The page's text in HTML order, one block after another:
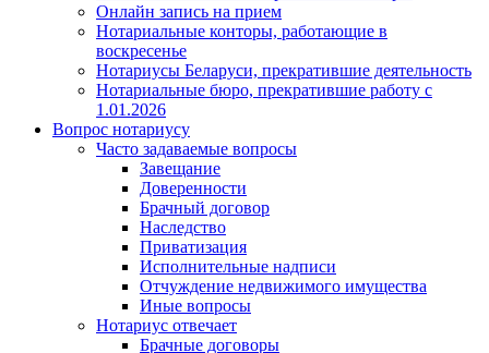
Онлайн запись на прием
Нотариальные конторы, работающие в
воскресенье
Нотариусы Беларуси, прекратившие деятельность
Нотариальные бюро, прекратившие работу с
1.01.2026
Вопрос нотариусу
Часто задаваемые вопросы
Завещание
Доверенности
Брачный договор
Наследство
Приватизация
Исполнительные надписи
Отчуждение недвижимого имущества
Иные вопросы
Нотариус отвечает
Брачные договоры